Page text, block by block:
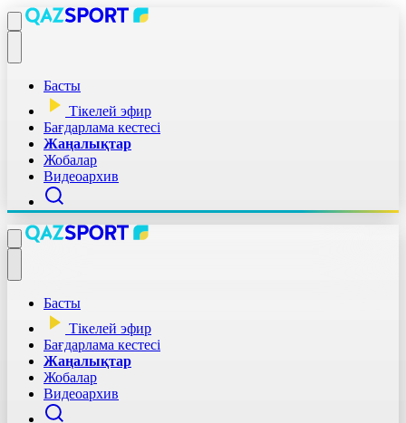
Басты
Тікелей эфир
Бағдарлама кестесі
Жаңалықтар
Жобалар
Видеоархив
Басты
Тікелей эфир
Бағдарлама кестесі
Жаңалықтар
Жобалар
Видеоархив